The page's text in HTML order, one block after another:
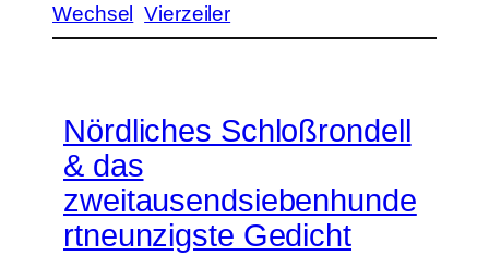
Wechsel
Vierzeiler
Nördliches Schloßrondell
& das
zweitausendsiebenhunde
rtneunzigste Gedicht